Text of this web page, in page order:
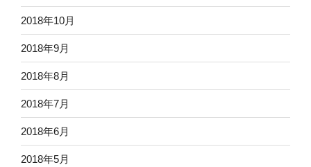
2018年10月
2018年9月
2018年8月
2018年7月
2018年6月
2018年5月